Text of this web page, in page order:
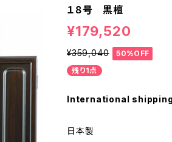
１８号 黒檀
¥179,520
¥359,040
50%OFF
残り1点
International
日本製